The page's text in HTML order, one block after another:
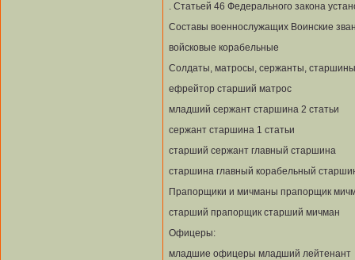
. Статьей 46 Федерального закона
Составы военнослужащих Воинские
войсковые корабельные
Солдаты, матросы, сержанты,
ефрейтор старший матрос
младший сержант старшина 2 статьи
сержант старшина 1 статьи
старший сержант главный старшина
старшина главный корабельный
Прапорщики и мичманы прапорщик
старший прапорщик старший мичман
Офицеры:
младшие офицеры младший лейтенант